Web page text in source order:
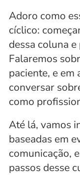
Adoro como
cíclico:
dessa coluna
Falaremos
paciente, e
conversar
como
Até lá, vamos
baseadas em
comunicação,
passos desse